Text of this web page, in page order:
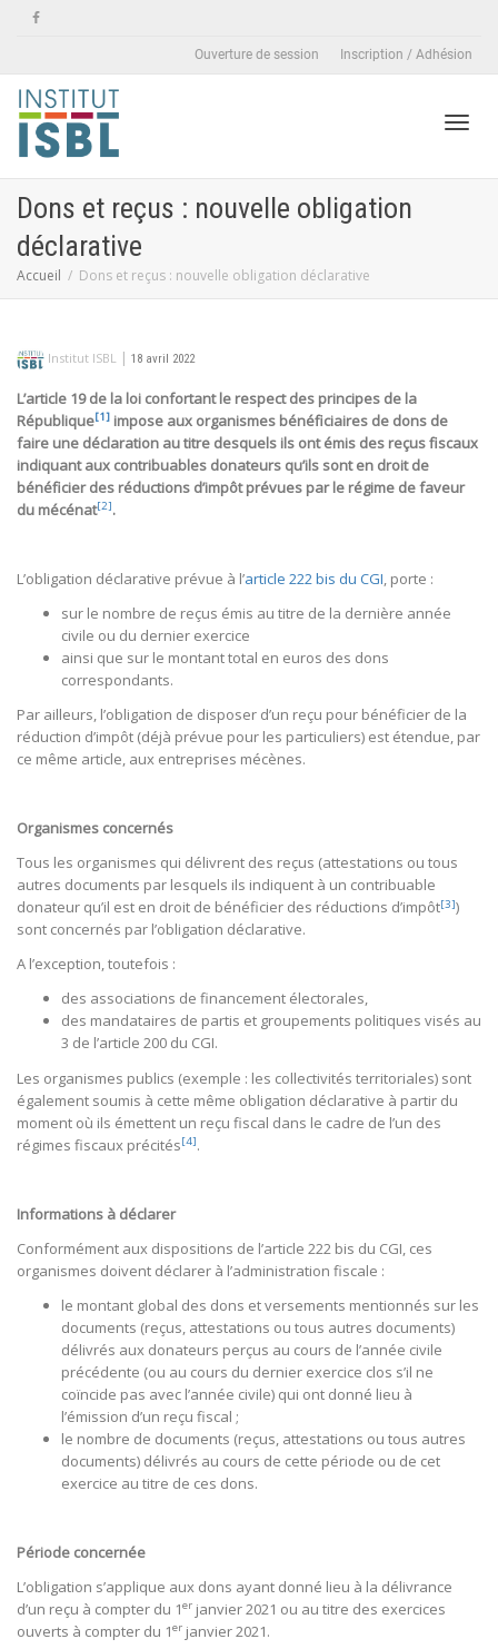
Ouverture de session Inscription / Adhésion
Dons et reçus : nouvelle obligation
déclarative
Accueil Dons et reçus : nouvelle obligation déclarative
Institut ISBL | 18 avril 2022
L’article 19 de la loi confortant le respect des principes de la
République[1] impose aux organismes bénéficiaires de dons de
faire une déclaration au titre desquels ils ont émis des reçus fiscaux
indiquant aux contribuables donateurs qu’ils sont en droit de
bénéficier des réductions d’impôt prévues par le régime de faveur
du mécénat[2].
L’obligation déclarative prévue à l’article 222 bis du CGI, porte :
sur le nombre de reçus émis au titre de la dernière année
civile ou du dernier exercice
ainsi que sur le montant total en euros des dons
correspondants.
Par ailleurs, l’obligation de disposer d’un reçu pour bénéficier de la
réduction d’impôt (déjà prévue pour les particuliers) est étendue, par
ce même article, aux entreprises mécènes.
Organismes concernés
Tous les organismes qui délivrent des reçus (attestations ou tous
autres documents par lesquels ils indiquent à un contribuable
donateur qu’il est en droit de bénéficier des réductions d’impôt[3])
sont concernés par l’obligation déclarative.
A l’exception, toutefois :
des associations de financement électorales,
des mandataires de partis et groupements politiques visés au
3 de l’article 200 du CGI.
Les organismes publics (exemple : les collectivités territoriales) sont
également soumis à cette même obligation déclarative à partir du
moment où ils émettent un reçu fiscal dans le cadre de l’un des
régimes fiscaux précités[4].
Informations à déclarer
Conformément aux dispositions de l’article 222 bis du CGI, ces
organismes doivent déclarer à l’administration fiscale :
le montant global des dons et versements mentionnés sur les
documents (reçus, attestations ou tous autres documents)
délivrés aux donateurs perçus au cours de l’année civile
précédente (ou au cours du dernier exercice clos s’il ne
coïncide pas avec l’année civile) qui ont donné lieu à
l’émission d’un reçu fiscal ;
le nombre de documents (reçus, attestations ou tous autres
documents) délivrés au cours de cette période ou de cet
exercice au titre de ces dons.
Période concernée
L’obligation s’applique aux dons ayant donné lieu à la délivrance
d’un reçu à compter du 1er janvier 2021 ou au titre des exercices
ouverts à compter du 1er janvier 2021.